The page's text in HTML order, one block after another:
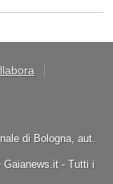
di Bologna, aut.
Gaianews.it - Tutti i